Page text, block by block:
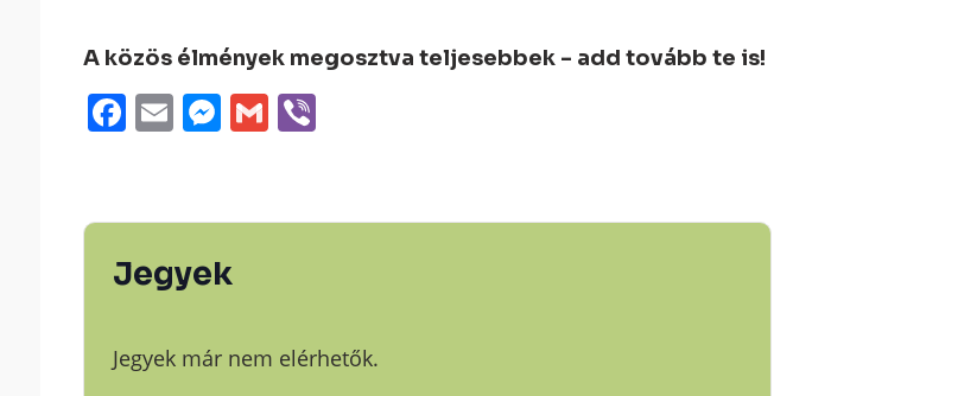
A közös élmények megosztva teljesebbek - add tovább te is!
Facebook
EmailMessenger
GmailViber
Jegyek
Jegyek már nem elérhetők.